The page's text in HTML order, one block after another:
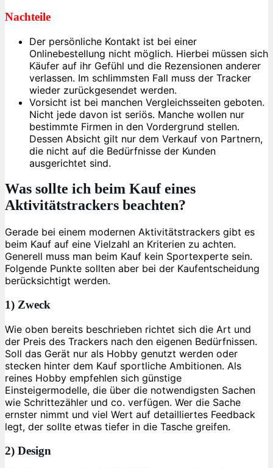
Nachteile
Der persönliche Kontakt ist bei einer
Onlinebestellung nicht möglich. Hierbei müssen sich
Käufer auf ihr Gefühl und die Rezensionen anderer
verlassen. Im schlimmsten Fall muss der Tracker
wieder zurückgesendet werden.
Vorsicht ist bei manchen Vergleichsseiten geboten.
Nicht jede davon ist seriös. Manche wollen nur
bestimmte Firmen in den Vordergrund stellen.
Dessen Absicht gilt nur dem Verkauf von Partnern,
die nicht auf die Bedürfnisse der Kunden
ausgerichtet sind.
Was sollte ich beim Kauf eines
Aktivitätstrackers beachten?
Gerade bei einem modernen Aktivitätstrackers gibt es
beim Kauf auf eine Vielzahl an Kriterien zu achten.
Generell muss man beim Kauf kein Sportexperte sein.
Folgende Punkte sollten aber bei der Kaufentscheidung
berücksichtigt werden.
1) Zweck
Wie oben bereits beschrieben richtet sich die Art und
der Preis des Trackers nach den eigenen Bedürfnissen.
Soll das Gerät nur als Hobby genutzt werden oder
stecken hinter dem Kauf sportliche Ambitionen. Als
reines Hobby empfehlen sich günstige
Einsteigermodelle, die über die notwendigsten Sachen
wie Schrittezähler und co. verfügen. Wer die Sache
ernster nimmt und viel Wert auf detailliertes Feedback
legt, der sollte etwas tiefer in die Tasche greifen.
2) Design